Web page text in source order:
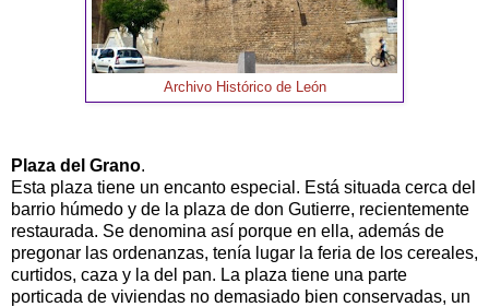
Archivo Histórico de León
Plaza del Grano.
Esta plaza tiene un encanto especial. Está situada cerca del
barrio húmedo y de la plaza de don Gutierre, recientemente
restaurada. Se denomina así porque en ella, además de
pregonar las ordenanzas, tenía lugar la feria de los cereales,
curtidos, caza y la del pan. La plaza tiene una parte
porticada de viviendas no demasiado bien conservadas, un